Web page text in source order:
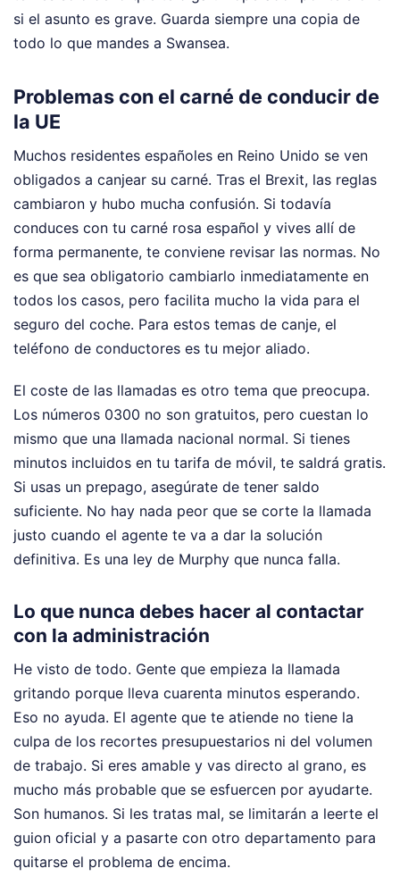
si el asunto es grave. Guarda siempre una copia de
todo lo que mandes a Swansea.
Problemas con el carné de conducir de
la UE
Muchos residentes españoles en Reino Unido se ven
obligados a canjear su carné. Tras el Brexit, las reglas
cambiaron y hubo mucha confusión. Si todavía
conduces con tu carné rosa español y vives allí de
forma permanente, te conviene revisar las normas. No
es que sea obligatorio cambiarlo inmediatamente en
todos los casos, pero facilita mucho la vida para el
seguro del coche. Para estos temas de canje, el
teléfono de conductores es tu mejor aliado.
El coste de las llamadas es otro tema que preocupa.
Los números 0300 no son gratuitos, pero cuestan lo
mismo que una llamada nacional normal. Si tienes
minutos incluidos en tu tarifa de móvil, te saldrá gratis.
Si usas un prepago, asegúrate de tener saldo
suficiente. No hay nada peor que se corte la llamada
justo cuando el agente te va a dar la solución
definitiva. Es una ley de Murphy que nunca falla.
Lo que nunca debes hacer al contactar
con la administración
He visto de todo. Gente que empieza la llamada
gritando porque lleva cuarenta minutos esperando.
Eso no ayuda. El agente que te atiende no tiene la
culpa de los recortes presupuestarios ni del volumen
de trabajo. Si eres amable y vas directo al grano, es
mucho más probable que se esfuercen por ayudarte.
Son humanos. Si les tratas mal, se limitarán a leerte el
guion oficial y a pasarte con otro departamento para
quitarse el problema de encima.